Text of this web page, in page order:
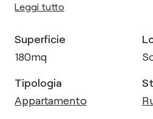
Leggi tutto
Superficie
180mq
Tipologia
Appartamento